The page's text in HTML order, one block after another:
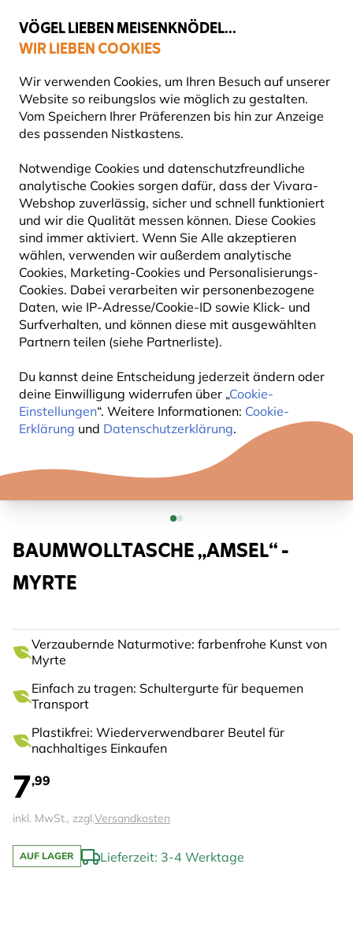
VÖGEL LIEBEN MEISENKNÖDEL...
WIR LIEBEN COOKIES
Wir verwenden Cookies, um Ihren Besuch auf unserer
Website so reibungslos wie möglich zu gestalten.
Vom Speichern Ihrer Präferenzen bis hin zur Anzeige
des passenden Nistkastens.
Notwendige Cookies und datenschutzfreundliche
analytische Cookies sorgen dafür, dass der Vivara-
Webshop zuverlässig, sicher und schnell funktioniert
und wir die Qualität messen können. Diese Cookies
sind immer aktiviert. Wenn Sie Alle akzeptieren
wählen, verwenden wir außerdem analytische
Cookies, Marketing-Cookies und Personalisierungs-
Cookies. Dabei verarbeiten wir personenbezogene
Daten, wie IP-Adresse/Cookie-ID sowie Klick- und
Surfverhalten, und können diese mit ausgewählten
Partnern teilen (siehe Partnerliste).
Du kannst deine Entscheidung jederzeit ändern oder
deine Einwilligung widerrufen über „Cookie-
Einstellungen“. Weitere Informationen: Cookie-
Erklärung und Datenschutzerklärung.
Top-bewertet in 11 Ländern
Gratis Versand ab 65 €
Geschenke Tragetaschen mit Naturmotiven
BAUMWOLLTASCHE „AMSEL“ -
MYRTE
Verzaubernde Naturmotive: farbenfrohe Kunst von
Myrte
Einfach zu tragen: Schultergurte für bequemen
Transport
Plastikfrei: Wiederverwendbarer Beutel für
nachhaltiges Einkaufen
7,99
inkl. MwSt., zzgl.Versandkosten
AUF LAGER Lieferzeit: 3-4 Werktage